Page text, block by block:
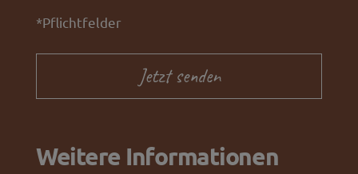
*Pflichtfelder
Weitere Informationen